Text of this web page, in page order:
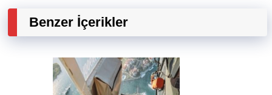
Benzer İçerikler